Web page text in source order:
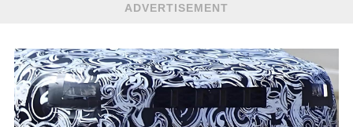
ADVERTISEMENT